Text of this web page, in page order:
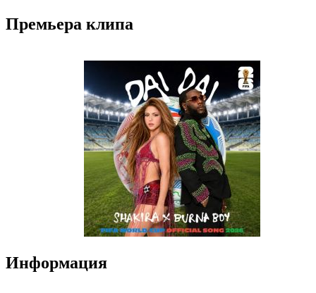
Премьера клипа
Информация